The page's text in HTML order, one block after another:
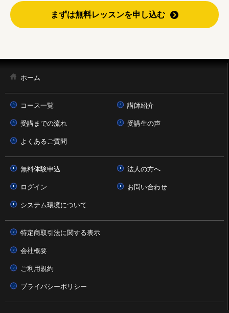
まずは無料レッスンを申し込む
ホーム
コース一覧
講師紹介
受講までの流れ
受講生の声
よくあるご質問
無料体験申込
法人の方へ
ログイン
お問い合わせ
システム環境について
特定商取引法に関する表示
会社概要
ご利用規約
プライバシーポリシー